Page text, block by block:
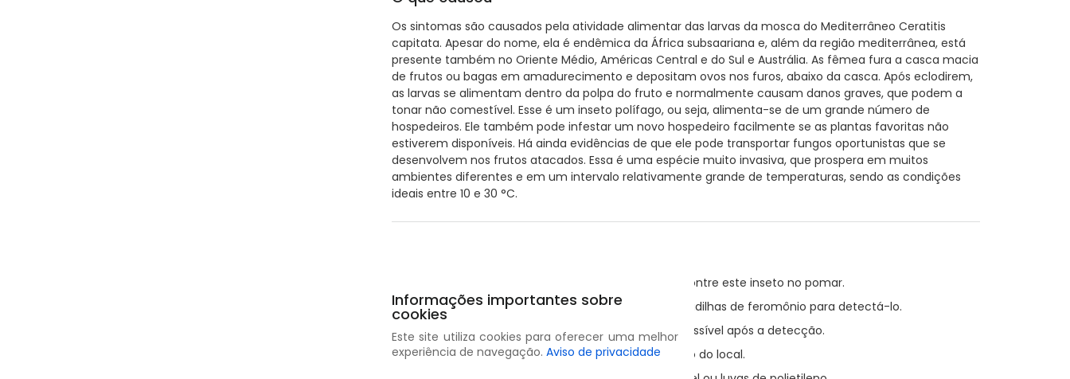
Os sintomas são causados pela atividade alimentar das larvas da mosca do Mediterrâneo Ceratitis
capitata. Apesar do nome, ela é endêmica da África subsaariana e, além da região mediterrânea, está
presente também no Oriente Médio, Américas Central e do Sul e Austrália. As fêmea fura a casca macia
de frutos ou bagas em amadurecimento e depositam ovos nos furos, abaixo da casca. Após eclodirem,
as larvas se alimentam dentro da polpa do fruto e normalmente causam danos graves, que podem a
tonar não comestível. Esse é um inseto polífago, ou seja, alimenta-se de um grande número de
hospedeiros. Ele também pode infestar um novo hospedeiro facilmente se as plantas favoritas não
estiverem disponíveis. Há ainda evidências de que ele pode transportar fungos oportunistas que se
desenvolvem nos frutos atacados. Essa é uma espécie muito invasiva, que prospera em muitos
ambientes diferentes e em um intervalo relativamente grande de temperaturas, sendo as condições
ideais entre 10 e 30 °C.
Siga as regulamentações de quarentena caso encontre este inseto no pomar.
Instale armadilhas para monitorar o inseto, ou armadilhas de feromônio para detectá-lo.
Informe as autoridades competentes assim que possível após a detecção.
Não mova nenhum fruto potencialmente infectado do local.
Informações importantes sobre
cookies
Este site utiliza cookies para oferecer uma melhor
experiência de navegação. Aviso de privacidade